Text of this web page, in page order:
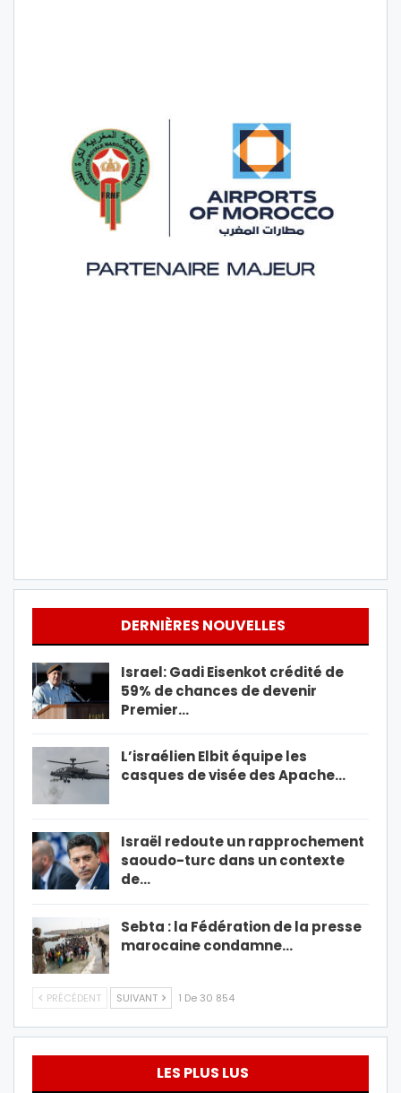
DERNIÈRES NOUVELLES
Israel: Gadi Eisenkot crédité de
59% de chances de devenir
Premier…
L’israélien Elbit équipe les
casques de visée des Apache…
Israël redoute un rapprochement
saoudo-turc dans un contexte
de…
Sebta : la Fédération de la presse
marocaine condamne…
PRÉCÉDENT SUIVANT 1 De 30 854
LES PLUS LUS